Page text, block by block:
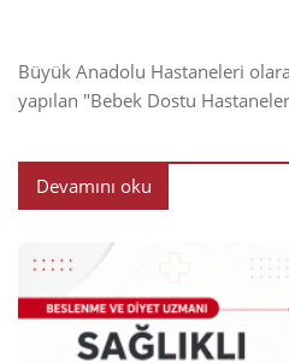
Büyük Anadolu Hastaneleri
yapılan "Bebek Dostu
Devamını oku